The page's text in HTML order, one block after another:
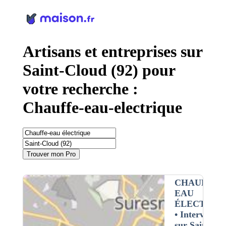
Artisans et entreprises sur
Saint-Cloud (92) pour
votre recherche :
Chauffe-eau-electrique
Trouver mon Pro
CHAUFFE-
EAU
•